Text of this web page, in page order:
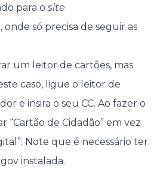
para o site
só precisa de seguir as
um leitor de cartões, mas
caso, ligue o leitor de
e insira o seu CC. Ao fazer o
“Cartão de Cidadão” em vez
Note que é necessário ter
instalada.